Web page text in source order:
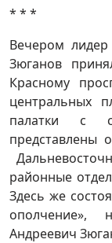
* * *
Вечером
Зюганов
Красному
центральных
палатки с
представлены
районные
Здесь же
ополчение»,
Андреевич